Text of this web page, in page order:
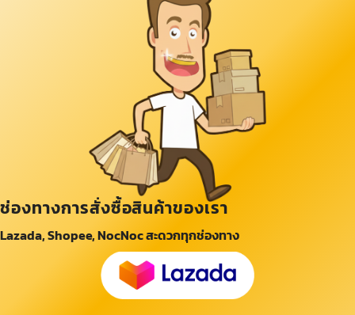
ช่องทางการสั่งซื้อสินค้าของเรา
Lazada, Shopee, NocNoc สะดวกทุกช่องทาง